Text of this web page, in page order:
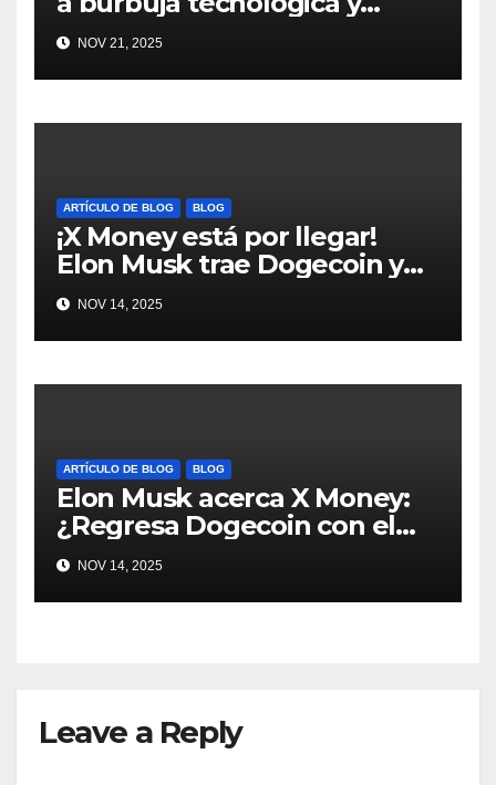
nervios en AI #crypto
#Bitcoin
NOV 21, 2025
ARTÍCULO DE BLOG BLOG
¡X Money está por llegar!
Elon Musk trae Dogecoin y
más al mundo de pagos
#Crypto #Dogecoin
NOV 14, 2025
ARTÍCULO DE BLOG BLOG
Elon Musk acerca X Money:
¿Regresa Dogecoin con el
nuevo pago nativo? #Cripto
#Dogecoin
NOV 14, 2025
Leave a Reply